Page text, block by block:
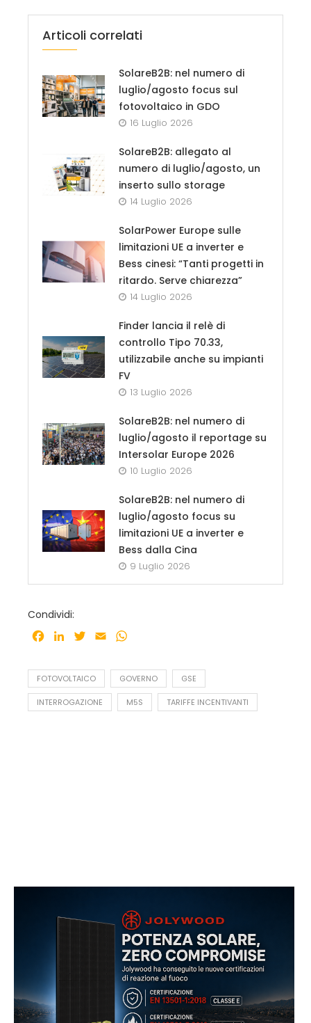
Articoli correlati
SolareB2B: nel numero di
luglio/agosto focus sul
fotovoltaico in GDO
16 Luglio 2026
SolareB2B: allegato al
numero di luglio/agosto, un
inserto sullo storage
14 Luglio 2026
SolarPower Europe sulle
limitazioni UE a inverter e
Bess cinesi: “Tanti progetti in
ritardo. Serve chiarezza”
14 Luglio 2026
Finder lancia il relè di
controllo Tipo 70.33,
utilizzabile anche su impianti
FV
13 Luglio 2026
SolareB2B: nel numero di
luglio/agosto il reportage su
Intersolar Europe 2026
10 Luglio 2026
SolareB2B: nel numero di
luglio/agosto focus su
limitazioni UE a inverter e
Bess dalla Cina
9 Luglio 2026
Condividi:
Facebook
LinkedInTwitter
Email
FOTOVOLTAICO GOVERNO GSE
INTERROGAZIONE M5S TARIFFE INCENTIVANTI